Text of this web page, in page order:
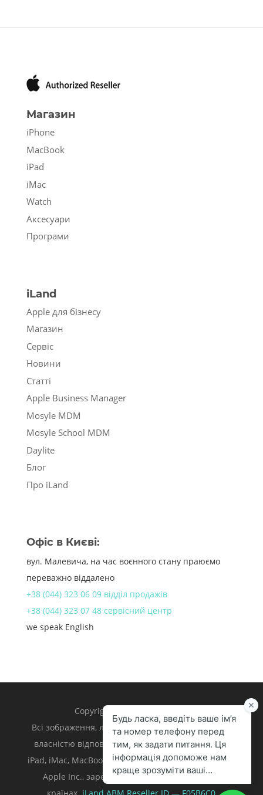
Магазин
iPhone
MacBook
iPad
iMac
Watch
Аксесуари
Програми
iLand
Apple для бізнесу
Магазин
Сервіс
Новини
Статті
Apple Business Manager
Mosyle MDM
Mosyle School MDM
Daylite
Блог
Про iLand
Офіс в Києві:
вул. Малевича, на час воєнного стану праюємо
переважно віддалено
+38 (044) 323 06 09 відділ продажів
+38 (044) 323 07 48 сервісний центр
we speak English
Copyright 1998 – 2024 iLand.
Всі зображення, логотипи та торгівельні марки є
власністю відповідних власників. Apple, iPhone,
iPad, iMac, MacBook, Mac є торгівельними марками
Apple Inc., зареєстрованими у U.S. та інших